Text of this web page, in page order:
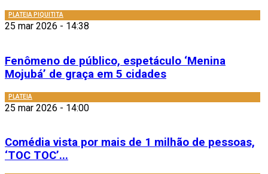
PLATEIA PIQUITITA
25 mar 2026 - 14:38
Fenômeno de público, espetáculo ‘Menina
Mojubá’ de graça em 5 cidades
PLATEIA
25 mar 2026 - 14:00
Comédia vista por mais de 1 milhão de pessoas,
‘TOC TOC’...